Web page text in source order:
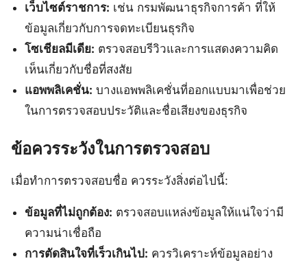
เว็บไซต์ราชการ: เช่น กรมพัฒนาธุรกิจการค้า ที่ให้
ข้อมูลเกี่ยวกับการจดทะเบียนธุรกิจ
โซเชียลมีเดีย: ตรวจสอบรีวิวและการแสดงความคิด
เห็นเกี่ยวกับชื่อที่สงสัย
แอพพลิเคชั่น: บางแอพพลิเคชั่นที่ออกแบบมาเพื่อช่วย
ในการตรวจสอบประวัติและชื่อเสียงของธุรกิจ
ข้อควรระวังในการตรวจสอบ
เมื่อทำการตรวจสอบชื่อ ควรระวังสิ่งต่อไปนี้:
ข้อมูลที่ไม่ถูกต้อง: ตรวจสอบแหล่งข้อมูลให้แน่ใจว่ามี
ความน่าเชื่อถือ
การตัดสินใจที่เร็วเกินไป: ควรวิเคราะห์ข้อมูลอย่าง